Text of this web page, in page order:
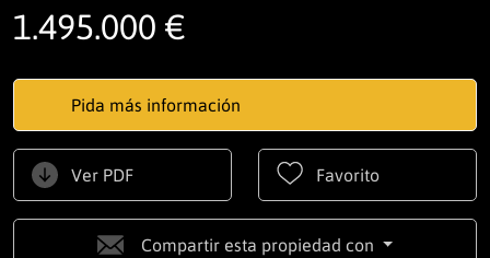
1.495.000 €
Pida más información
Ver PDF Favorito
Compartir esta propiedad con